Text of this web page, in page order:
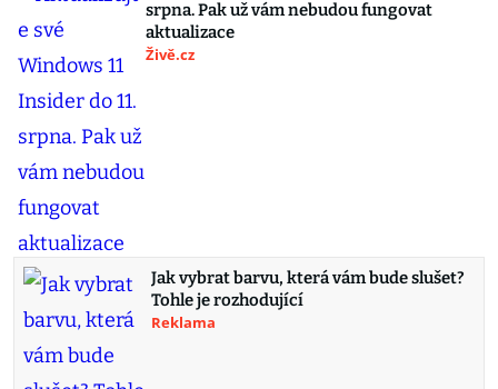
srpna. Pak už vám nebudou fungovat
aktualizace
Živě.cz
Jak vybrat barvu, která vám bude slušet?
Tohle je rozhodující
Reklama